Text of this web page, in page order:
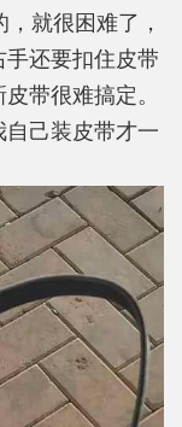
就很困难了，
还要扣住皮带
带很难搞定。
己装皮带才一